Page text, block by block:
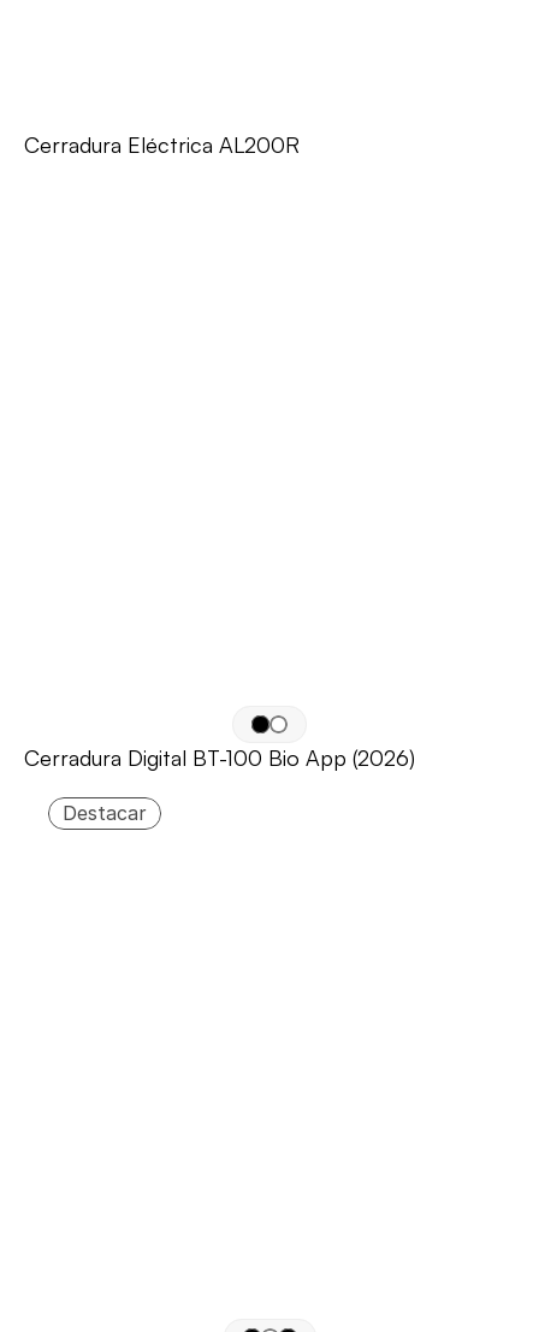
Cerradura Eléctrica AL200R
Cerradura Digital BT-100 Bio App (2026)
Destacar